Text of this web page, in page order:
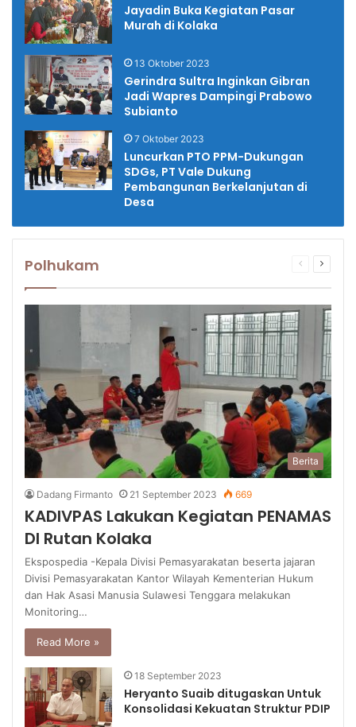
Jayadin Buka Kegiatan Pasar
Murah di Kolaka
13 Oktober 2023
Gerindra Sultra Inginkan Gibran
Jadi Wapres Dampingi Prabowo
Subianto
7 Oktober 2023
Luncurkan PTO PPM-Dukungan
SDGs, PT Vale Dukung
Pembangunan Berkelanjutan di
Desa
Polhukam
Previous
Berita
Dadang Firmanto 21 September 2023 669
KADIVPAS Lakukan Kegiatan PENAMAS
DI Rutan Kolaka
Ekspospedia -Kepala Divisi Pemasyarakatan beserta jajaran
Divisi Pemasyarakatan Kantor Wilayah Kementerian Hukum
dan Hak Asasi Manusia Sulawesi Tenggara melakukan
Monitoring…
Read More »
18 September 2023
Heryanto Suaib ditugaskan Untuk
Konsolidasi Kekuatan Struktur PDIP